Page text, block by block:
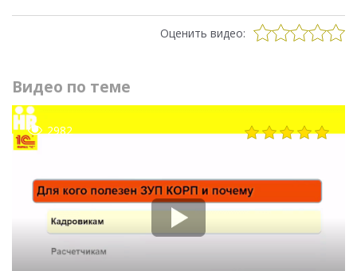
Оценить видео:
Видео по теме
2982